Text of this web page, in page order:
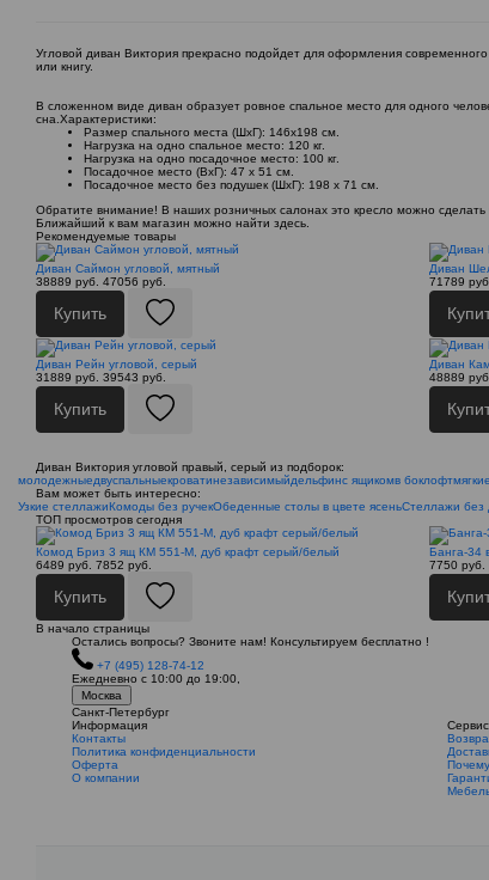
Угловой диван Виктория прекрасно подойдет для оформления
или книгу.
В сложенном виде диван образует ровное спальное место для одного
сна.Характеристики:
Размер спального места (ШхГ): 146х198 см.
Нагрузка на одно спальное место: 120 кг.
Нагрузка на одно посадочное место: 100 кг.
Посадочное место (ВхГ): 47 х 51 см.
Посадочное место без подушек (ШхГ): 198 х 71 см.
Обратите внимание! В наших розничных салонах это кресло можно
Ближайший к вам магазин можно найти здесь.
Рекомендуемые товары
Диван Саймон угловой, мятный
38889 руб. 47056 руб.
Купить
Диван
71789
Диван Рейн угловой, серый
31889 руб. 39543 руб.
Купить
Диван
48889
Диван Виктория угловой правый, серый из подборок:
молодежныедвуспальныекроватинезависимыйдельфинс ящикомв боклофтмягкие
Вам может быть интересно:
Узкие стеллажиКомоды без ручекОбеденные столы в цвете ясеньСтеллажи без
ТОП просмотров сегодня
Комод Бриз 3 ящ КМ 551-М, дуб крафт серый/белый
6489 руб. 7852 руб.
Купить
Банга-34
7750 руб.
В начало страницы
Остались вопросы? Звоните нам! Консультируем бесплатно !
+7 (495) 128-74-12
Ежедневно с 10:00 до 19:00,
Москва
Санкт-Петербург
Информация
Контакты
Политика конфиденциальности
Оферта
О компании
Сервис